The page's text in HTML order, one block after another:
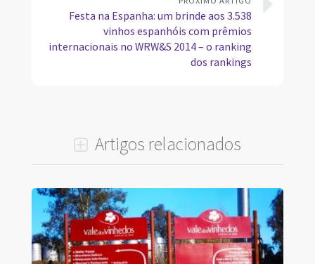
Festa na Espanha: um brinde aos 3.538
vinhos espanhóis com prêmios
internacionais no WRW&S 2014 – o ranking
dos rankings
Artigos relacionados